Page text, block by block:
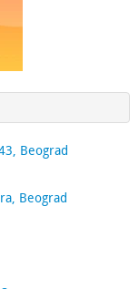
Beograd
Beograd